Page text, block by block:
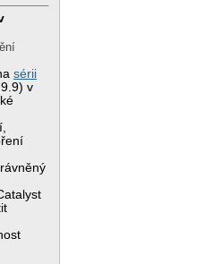
sérii
v